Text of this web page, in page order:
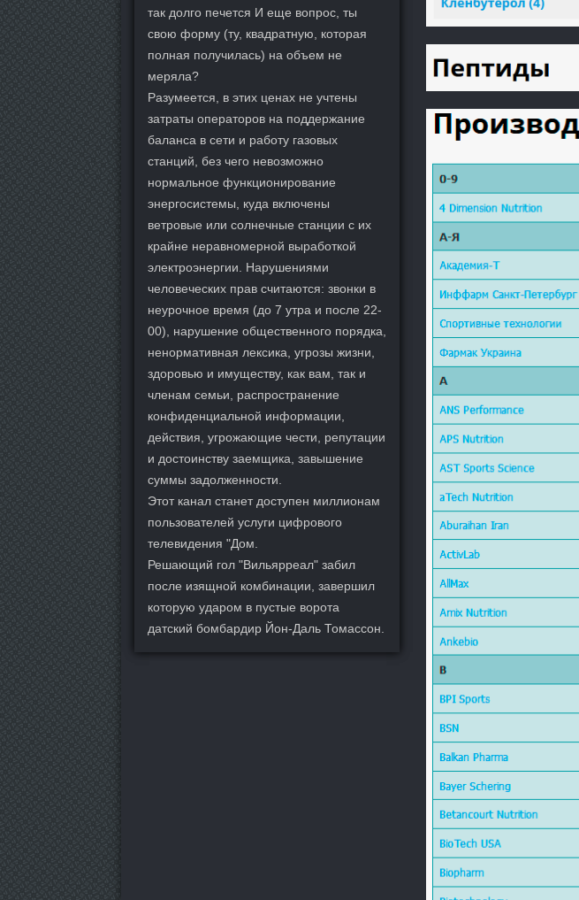
так долго печется И еще вопрос, ты
свою форму (ту, квадратную, которая
полная получилась) на объем не
меряла?
Разумеется, в этих ценах не учтены
затраты операторов на поддержание
баланса в сети и работу газовых
станций, без чего невозможно
нормальное функционирование
энергосистемы, куда включены
ветровые или солнечные станции с их
крайне неравномерной выработкой
электроэнергии. Нарушениями
человеческих прав считаются: звонки в
неурочное время (до 7 утра и после 22-
00), нарушение общественного порядка,
ненормативная лексика, угрозы жизни,
здоровью и имуществу, как вам, так и
членам семьи, распространение
конфиденциальной информации,
действия, угрожающие чести, репутации
и достоинству заемщика, завышение
суммы задолженности.
Этот канал станет доступен миллионам
пользователей услуги цифрового
телевидения "Дом.
Решающий гол "Вильярреал" забил
после изящной комбинации, завершил
которую ударом в пустые ворота
датский бомбардир Йон-Даль Томассон.